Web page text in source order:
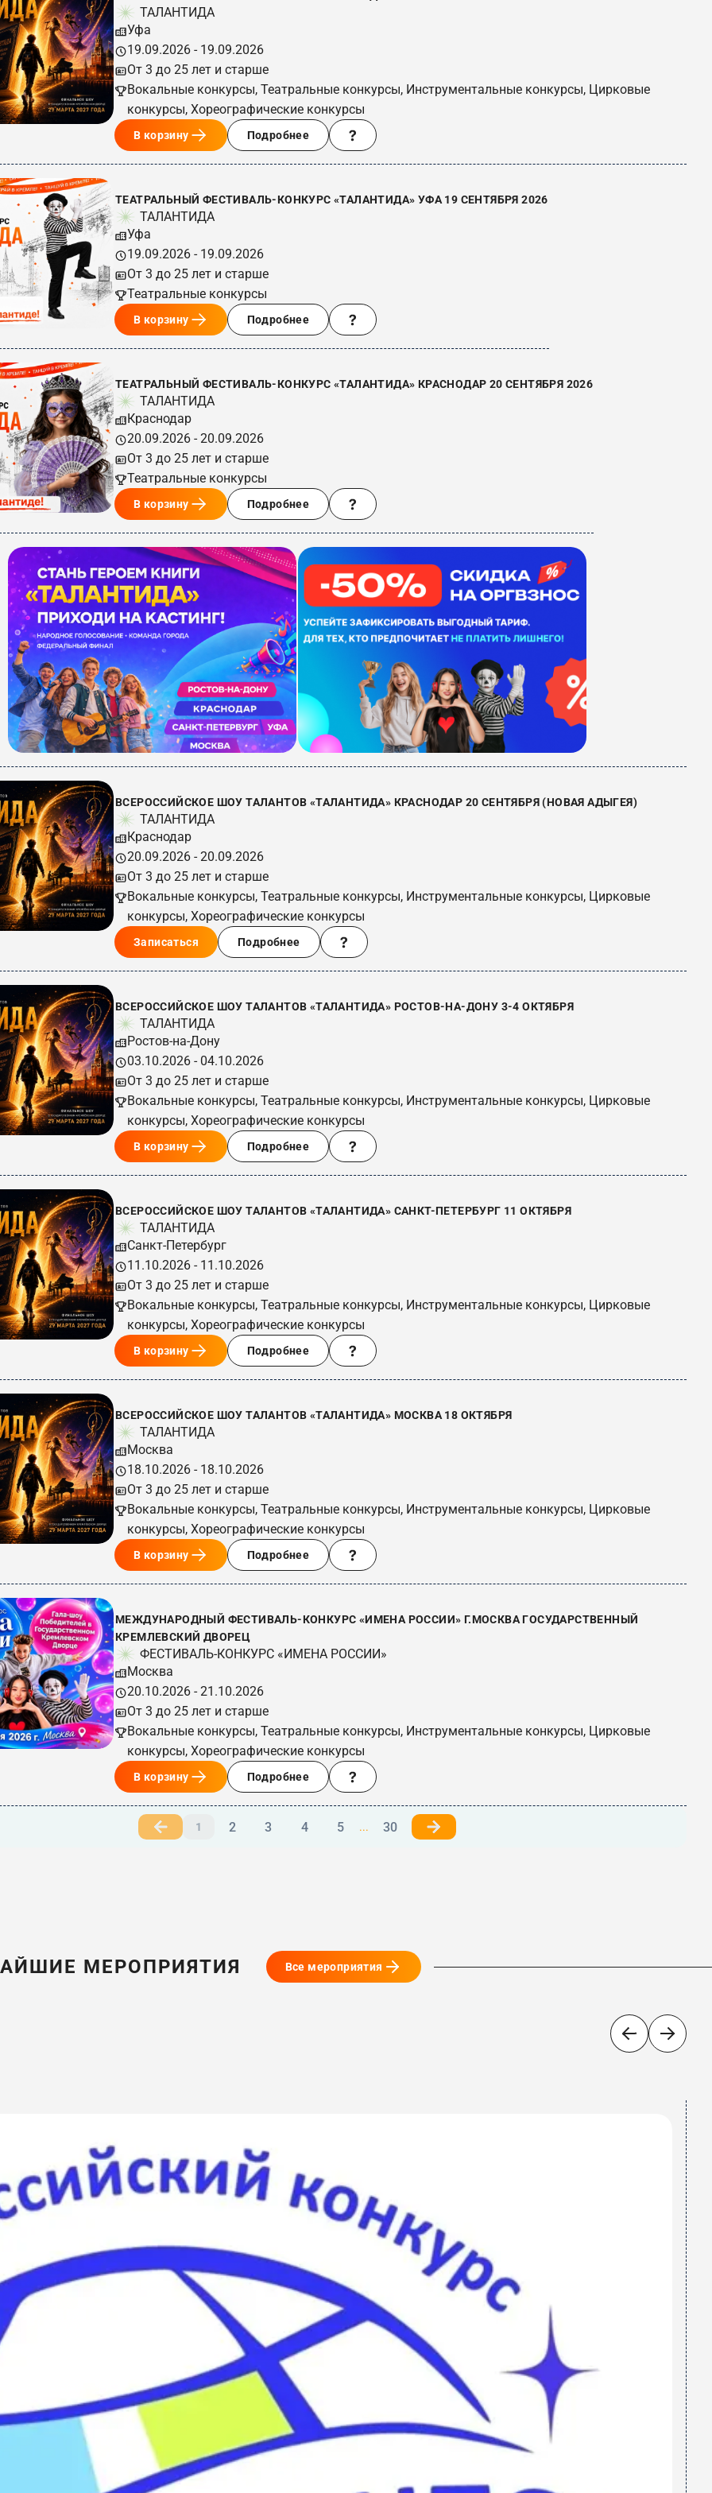
ТАЛАНТИДА
Уфа
19.09.2026 - 19.09.2026
От 3 до 25 лет и старше
Вокальные конкурсы, Театральные конкурсы, Инструментальные конкурсы, Цирковые
конкурсы, Хореографические конкурсы
В корзину Подробнее
ТЕАТРАЛЬНЫЙ ФЕСТИВАЛЬ-КОНКУРС «ТАЛАНТИДА» УФА 19 СЕНТЯБРЯ 2026
ТАЛАНТИДА
Уфа
19.09.2026 - 19.09.2026
От 3 до 25 лет и старше
Театральные конкурсы
В корзину Подробнее
ТЕАТРАЛЬНЫЙ ФЕСТИВАЛЬ-КОНКУРС «ТАЛАНТИДА» КРАСНОДАР 20 СЕНТЯБРЯ 2026
ТАЛАНТИДА
Краснодар
20.09.2026 - 20.09.2026
От 3 до 25 лет и старше
Театральные конкурсы
В корзину Подробнее
ВСЕРОССИЙСКОЕ ШОУ ТАЛАНТОВ «ТАЛАНТИДА» КРАСНОДАР 20 СЕНТЯБРЯ (НОВАЯ АДЫГЕЯ)
ТАЛАНТИДА
Краснодар
20.09.2026 - 20.09.2026
От 3 до 25 лет и старше
Вокальные конкурсы, Театральные конкурсы, Инструментальные конкурсы, Цирковые
конкурсы, Хореографические конкурсы
Записаться Подробнее
ВСЕРОССИЙСКОЕ ШОУ ТАЛАНТОВ «ТАЛАНТИДА» РОСТОВ-НА-ДОНУ 3-4 ОКТЯБРЯ
ТАЛАНТИДА
Ростов-на-Дону
03.10.2026 - 04.10.2026
От 3 до 25 лет и старше
Вокальные конкурсы, Театральные конкурсы, Инструментальные конкурсы, Цирковые
конкурсы, Хореографические конкурсы
В корзину Подробнее
ВСЕРОССИЙСКОЕ ШОУ ТАЛАНТОВ «ТАЛАНТИДА» САНКТ-ПЕТЕРБУРГ 11 ОКТЯБРЯ
ТАЛАНТИДА
Санкт-Петербург
11.10.2026 - 11.10.2026
От 3 до 25 лет и старше
Вокальные конкурсы, Театральные конкурсы, Инструментальные конкурсы, Цирковые
конкурсы, Хореографические конкурсы
В корзину Подробнее
ВСЕРОССИЙСКОЕ ШОУ ТАЛАНТОВ «ТАЛАНТИДА» МОСКВА 18 ОКТЯБРЯ
ТАЛАНТИДА
Москва
18.10.2026 - 18.10.2026
От 3 до 25 лет и старше
Вокальные конкурсы, Театральные конкурсы, Инструментальные конкурсы, Цирковые
конкурсы, Хореографические конкурсы
В корзину Подробнее
МЕЖДУНАРОДНЫЙ ФЕСТИВАЛЬ-КОНКУРС «ИМЕНА РОССИИ» Г.МОСКВА ГОСУДАРСТВЕННЫЙ
КРЕМЛЕВСКИЙ ДВОРЕЦ
ФЕСТИВАЛЬ-КОНКУРС «ИМЕНА РОССИИ»
Москва
20.10.2026 - 21.10.2026
От 3 до 25 лет и старше
Вокальные конкурсы, Театральные конкурсы, Инструментальные конкурсы, Цирковые
конкурсы, Хореографические конкурсы
В корзину Подробнее
1 2 3 4 5 ... 30
МЕРОПРИЯТИЯ Все мероприятия